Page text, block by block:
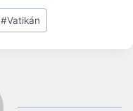
#Vatikán